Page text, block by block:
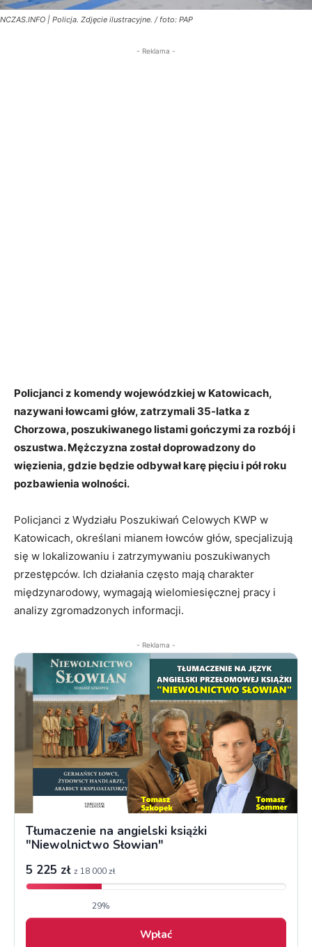
NCZAS.INFO | Policja. Zdjęcie ilustracyjne. / foto: PAP
- Reklama -
Policjanci z komendy wojewódzkiej w Katowicach,
nazywani łowcami głów, zatrzymali 35-latka z
Chorzowa, poszukiwanego listami gończymi za rozbój i
oszustwa. Mężczyzna został doprowadzony do
więzienia, gdzie będzie odbywał karę pięciu i pół roku
pozbawienia wolności.
Policjanci z Wydziału Poszukiwań Celowych KWP w
Katowicach, określani mianem łowców głów, specjalizują
się w lokalizowaniu i zatrzymywaniu poszukiwanych
przestępców. Ich działania często mają charakter
międzynarodowy, wymagają wielomiesięcznej pracy i
analizy zgromadzonych informacji.
- Reklama -